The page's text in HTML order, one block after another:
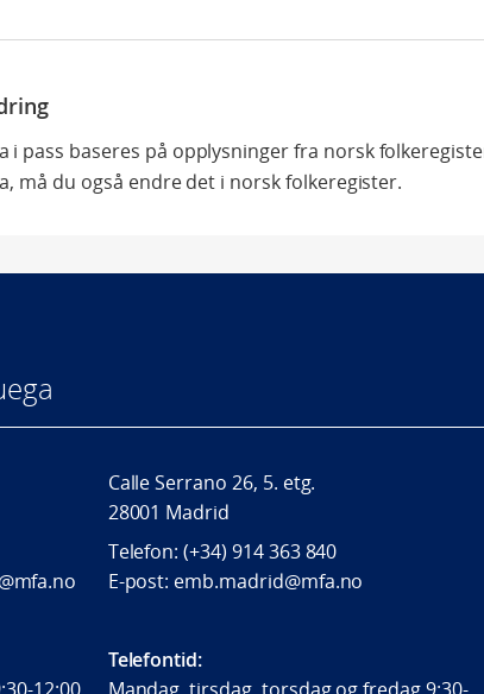
i pass baseres på opplysninger fra norsk
må du også endre det i norsk folkeregister.
Calle Serrano 26, 5. etg.
28001 Madrid
Telefon: (+34) 914 363 840
E-post: emb.madrid@mfa.no
Telefontid: